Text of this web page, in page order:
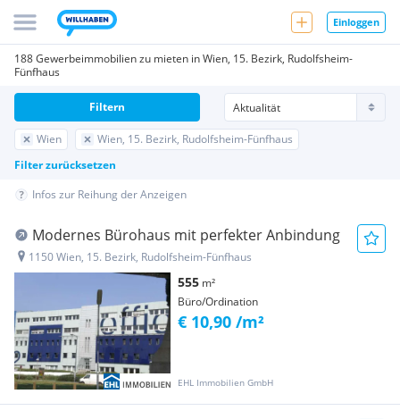
Einloggen
188 Gewerbeimmobilien zu mieten in Wien, 15. Bezirk, Rudolfsheim-
Fünfhaus
Wien
Wien, 15. Bezirk, Rudolfsheim-Fünfhaus
Filter zurücksetzen
Filtern
Infos zur Reihung der Anzeigen
Modernes Bürohaus mit perfekter Anbindung
1150 Wien, 15. Bezirk, Rudolfsheim-Fünfhaus
555 m²
Büro/Ordination
EHL Immobilien GmbH
€ 10,90 /m²